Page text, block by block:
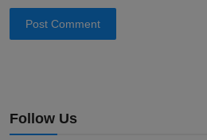
Post Comment
Follow Us